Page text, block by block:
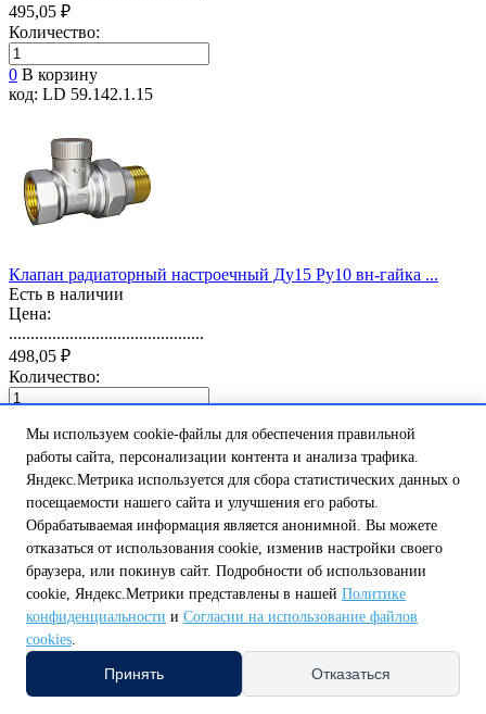
495,05 ₽
Количество:
0 В корзину
код: LD 59.142.1.15
Клапан радиаторный настроечный Ду15 Ру10 вн-гайка ...
Есть в наличии
Цена:
.............................................
498,05 ₽
Количество:
код: LD 59.241.1.20
Клапан радиаторный регулировочный угловой Ду20 Ру1 ...
Есть в наличии
Цена:
.............................................
651,07 ₽
Мы используем cookie-файлы для обеспечения правильной
работы сайта, персонализации контента и анализа трафика.
Яндекс.Метрика используется для сбора статистических данных о
посещаемости нашего сайта и улучшения его работы.
Обрабатываемая информация является анонимной. Вы можете
отказаться от использования cookie, изменив настройки своего
браузера, или покинув сайт. Подробности об использовании
cookie, Яндекс.Метрики представлены в нашей Политике
конфиденциальности и Согласии на использование файлов
cookies.
Принять Отказаться